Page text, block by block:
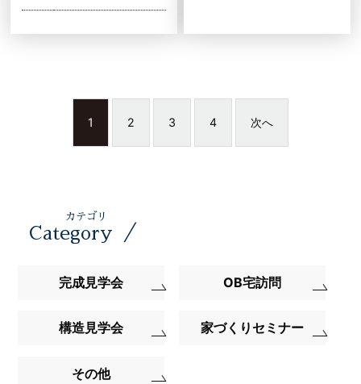
1 2 3 4 次へ
カテゴリ
Category ／
完成見学会 OB宅訪問
構造見学会 家づくりセミナー
その他